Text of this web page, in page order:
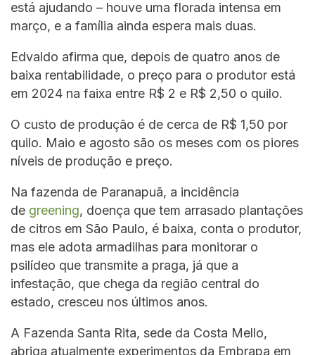
está ajudando – houve uma florada intensa em
março, e a família ainda espera mais duas.
Edvaldo afirma que, depois de quatro anos de
baixa rentabilidade, o preço para o produtor está
em 2024 na faixa entre R$ 2 e R$ 2,50 o quilo.
O custo de produção é de cerca de R$ 1,50 por
quilo. Maio e agosto são os meses com os piores
níveis de produção e preço.
Na fazenda de Paranapuã, a incidência
de greening, doença que tem arrasado plantações
de citros em São Paulo, é baixa, conta o produtor,
mas ele adota armadilhas para monitorar o
psilídeo que transmite a praga, já que a
infestação, que chega da região central do
estado, cresceu nos últimos anos.
A Fazenda Santa Rita, sede da Costa Mello,
abriga atualmente experimentos da Embrapa em